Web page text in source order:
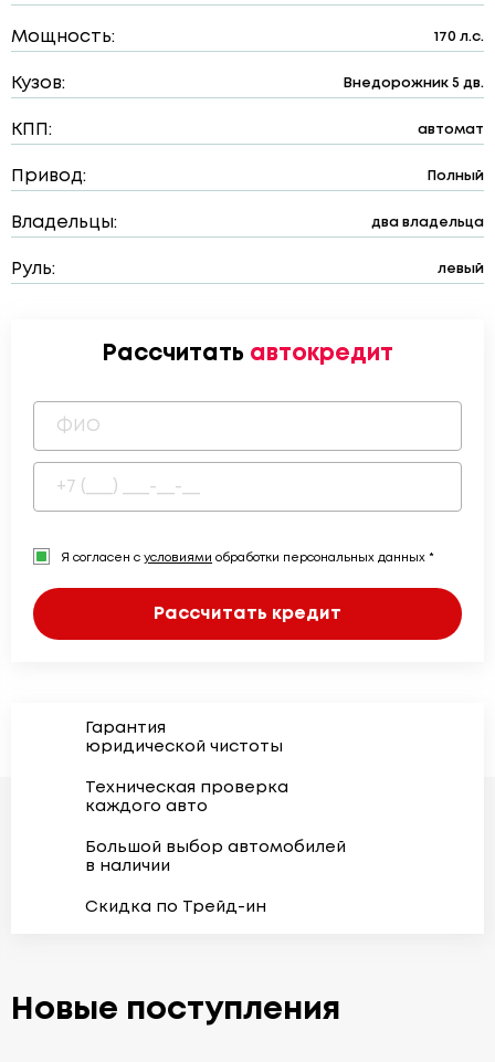
Мощность: 170 л.с.
Кузов: Внедорожник 5 дв.
КПП: автомат
Привод: Полный
Владельцы: два владельца
Руль: левый
Рассчитать автокредит
Я согласен с условиями обработки персональных данных *
Рассчитать кредит
Гарантия
юридической чистоты
Техническая проверка
каждого авто
Большой выбор автомобилей
в наличии
Скидка по Трейд-ин
Новые поступления